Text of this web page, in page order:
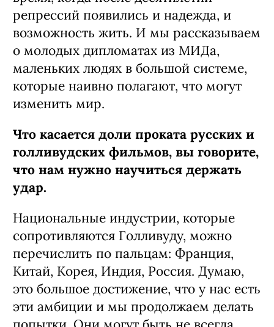
Вы спродюсировали сериал
«Оптимисты» Алексея Попогребского,
первые серии которого уже вышли
на канале «Россия 1», где вы опять
вернулиськ теме «оттепели»
костюмных фильмов на тему
российской истории, но к «оттепели»
режиссеры обращались не так уж
часто. А это было особенное, красивое
время, когда после десятилетий
репрессий появились и надежда, и
возможность жить. И мы рассказываем
о молодых дипломатах из МИДа,
маленьких людях в большой системе,
которые наивно полагают, что могут
изменить мир.